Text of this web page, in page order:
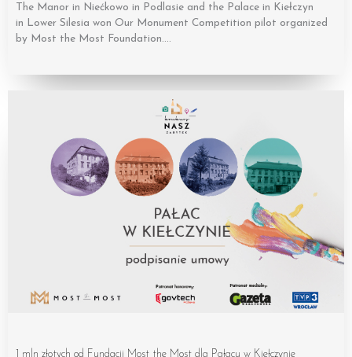
The Manor in Niećkowo in Podlasie and the Palace in Kiełczyn
in Lower Silesia won Our Monument Competition pilot organized
by Most the Most Foundation….
1 mln złotych od Fundacji Most the Most dla Pałacu w Kiełczynie